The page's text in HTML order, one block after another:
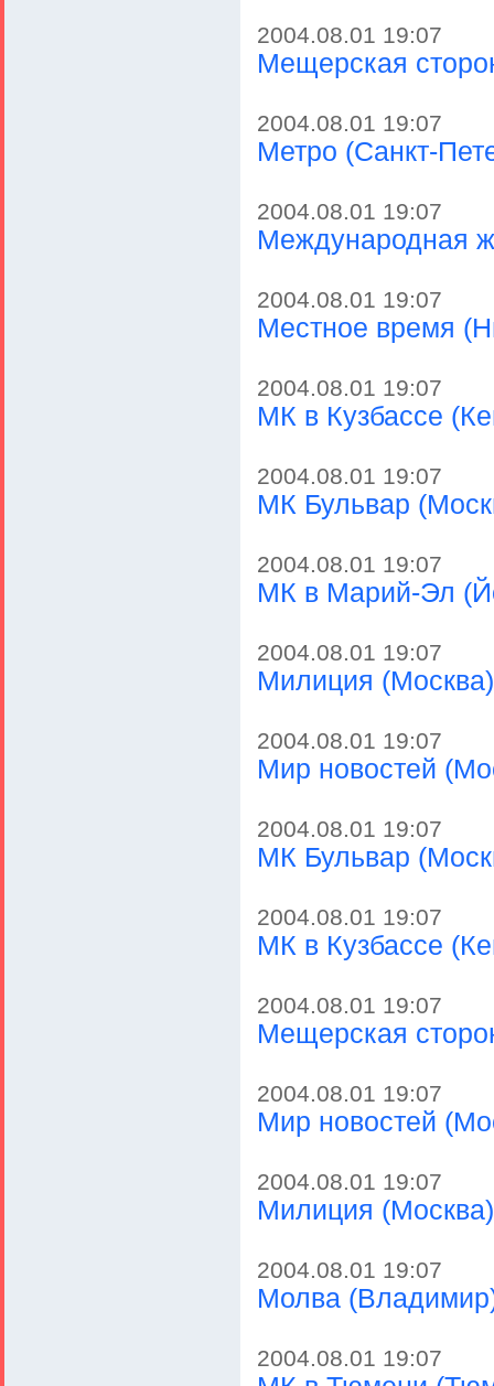
2004.08.01 19:07
Мещерская
2004.08.01 19:07
Метро (Санкт-
2004.08.01 19:07
Международная
2004.08.01 19:07
Местное время
2004.08.01 19:07
МК в Кузбассе
2004.08.01 19:07
МК Бульвар
2004.08.01 19:07
МК в Марий-Эл
2004.08.01 19:07
Милиция (Москва)
2004.08.01 19:07
Мир новостей
2004.08.01 19:07
МК Бульвар
2004.08.01 19:07
МК в Кузбассе
2004.08.01 19:07
Мещерская
2004.08.01 19:07
Мир новостей
2004.08.01 19:07
Милиция
2004.08.01 19:07
Молва
2004.08.01 19:07